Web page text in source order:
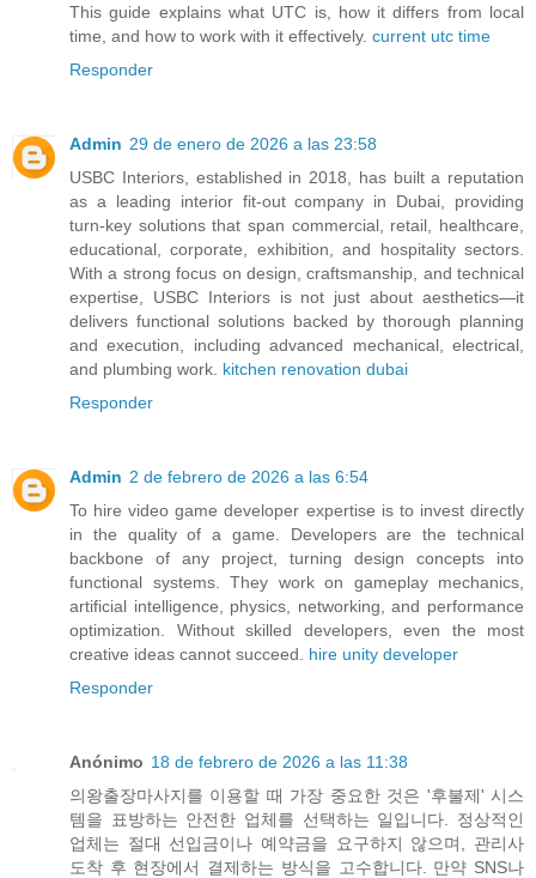
This guide explains what UTC is, how it differs from local
time, and how to work with it effectively. current utc time
Responder
Admin 29 de enero de 2026 a las 23:58
USBC Interiors, established in 2018, has built a reputation
as a leading interior fit-out company in Dubai, providing
turn-key solutions that span commercial, retail, healthcare,
educational, corporate, exhibition, and hospitality sectors.
With a strong focus on design, craftsmanship, and technical
expertise, USBC Interiors is not just about aesthetics—it
delivers functional solutions backed by thorough planning
and execution, including advanced mechanical, electrical,
and plumbing work. kitchen renovation dubai
Responder
Admin 2 de febrero de 2026 a las 6:54
To hire video game developer expertise is to invest directly
in the quality of a game. Developers are the technical
backbone of any project, turning design concepts into
functional systems. They work on gameplay mechanics,
artificial intelligence, physics, networking, and performance
optimization. Without skilled developers, even the most
creative ideas cannot succeed. hire unity developer
Responder
Anónimo 18 de febrero de 2026 a las 11:38
의왕출장마사지를 이용할 때 가장 중요한 것은 '후불제' 시스
템을 표방하는 안전한 업체를 선택하는 일입니다. 정상적인
업체는 절대 선입금이나 예약금을 요구하지 않으며, 관리사
도착 후 현장에서 결제하는 방식을 고수합니다. 만약 SNS나